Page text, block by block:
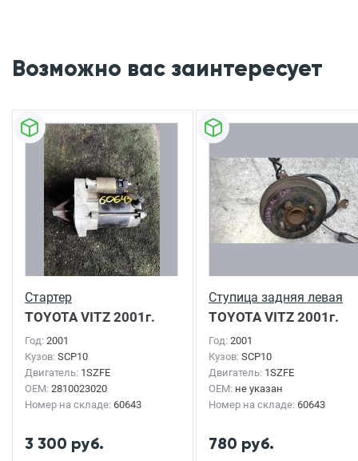
Возможно вас заинтересует
Стартер
TOYOTA VITZ 2001г.
Год: 2001
Кузов: SCP10
Двигатель: 1SZFE
OEM: 2810023020
Номер на складе: 60643
3 300 руб.
Ступица задняя левая
TOYOTA VITZ 2001г.
Год: 2001
Кузов: SCP10
Двигатель: 1SZFE
OEM: не указан
Номер на складе: 60643
780 руб.